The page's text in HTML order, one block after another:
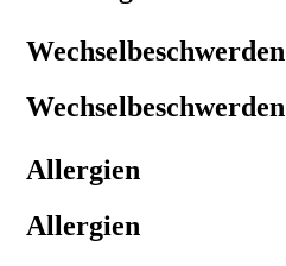
Wechselbeschwerden
Wechselbeschwerden
Allergien
Allergien